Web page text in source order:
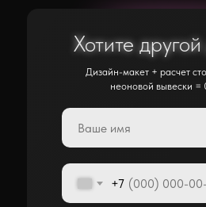
Хотите
Дизайн-макет + расчет
неоновой вывески =
+7
Хотите